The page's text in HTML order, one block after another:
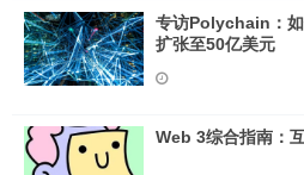
专访Polychain：
扩张至50亿美元
Web 3综合指南：